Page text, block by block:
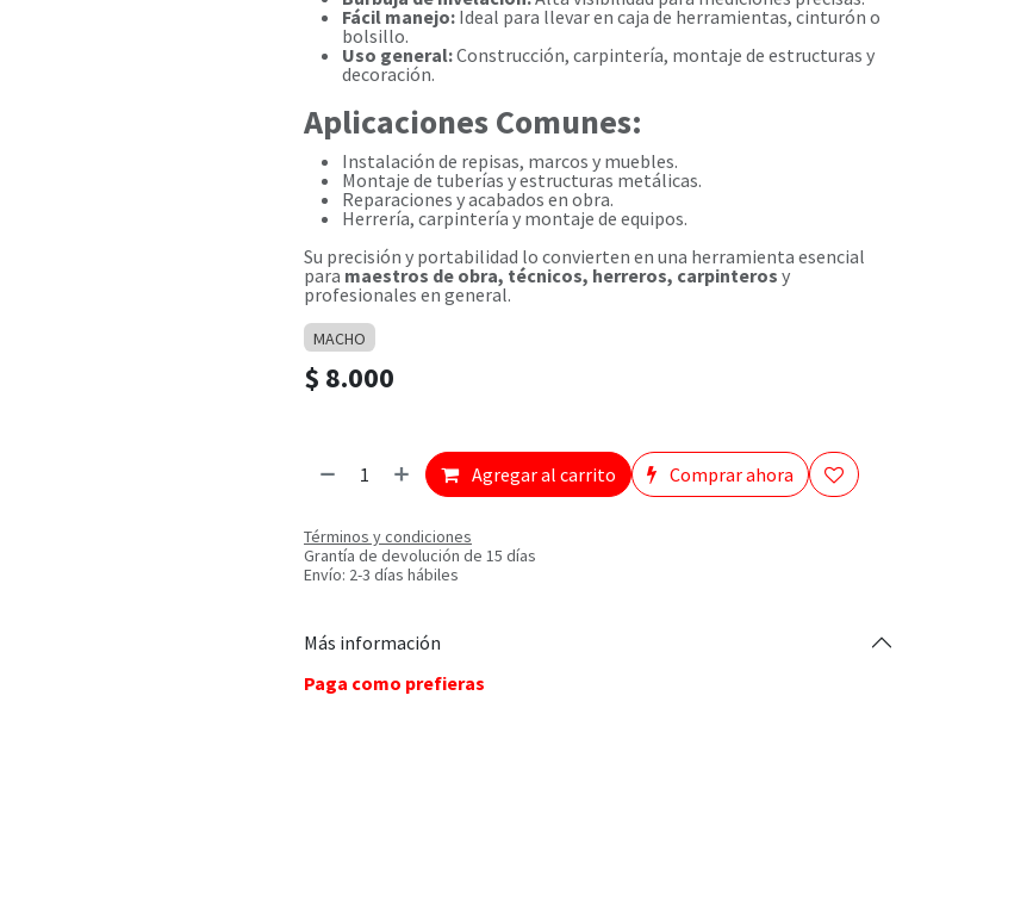
Fácil manejo: Ideal para llevar en caja de herramientas, cinturón o
bolsillo.
Uso general:Construcción, carpintería, montaje de estructuras y
decoración.
Aplicaciones Comunes:
Instalación de repisas, marcos y muebles.
Montaje de tuberías y estructuras metálicas.
Reparaciones y acabados en obra.
Herrería, carpintería y montaje de equipos.
Su precisión y portabilidad lo convierten en una herramienta esencial
para maestros de obra, técnicos, herreros, carpinteros y
profesionales en general.
MACHO
$ 8.000
Agregar al carrito Comprar ahora
Términos y condiciones
Grantía de devolución de 15 días
Envío: 2-3 días hábiles
Más información
Paga como prefieras